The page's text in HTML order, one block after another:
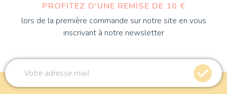
PROFITEZ D'UNE REMISE DE 10 €
lors de la première commande sur notre site en vous
inscrivant à notre newsletter